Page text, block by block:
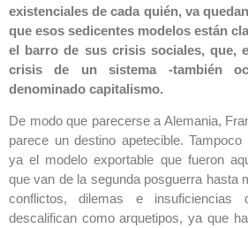
existenciales de cada quién, va
que esos sedicentes modelos están
el barro de sus crisis sociales, que,
crisis de un sistema -también
denominado capitalismo.
De modo que parecerse a Alemania,
parece un destino apetecible.
ya el modelo exportable que fueron
que van de la segunda posguerra hasta
conflictos, dilemas e
descalifican como arquetipos, ya que